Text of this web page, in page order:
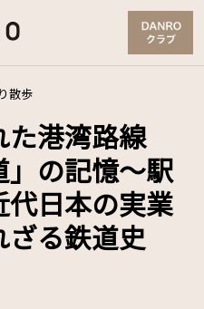
散歩
港湾路線
」の記憶～駅
日本の実業
る鉄道史